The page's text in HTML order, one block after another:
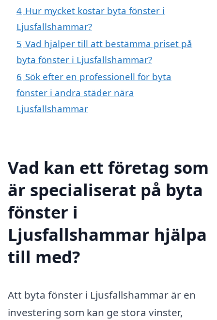
4 Hur mycket kostar byta fönster i
Ljusfallshammar?
5 Vad hjälper till att bestämma priset på
byta fönster i Ljusfallshammar?
6 Sök efter en professionell för byta
fönster i andra städer nära
Ljusfallshammar
Vad kan ett företag som
är specialiserat på byta
fönster i
Ljusfallshammar hjälpa
till med?
Att byta fönster i Ljusfallshammar är en
investering som kan ge stora vinster,